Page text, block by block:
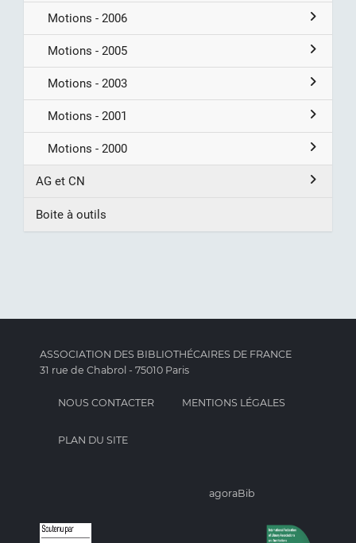
Motions - 2006
Motions - 2005
Motions - 2003
Motions - 2001
Motions - 2000
AG et CN
Boite à outils
ASSOCIATION DES BIBLIOTHÉCAIRES DE FRANCE
31 rue de Chabrol - 75010 Paris
NOUS CONTACTER MENTIONS LÉGALES
PLAN DU SITE
agoraBib